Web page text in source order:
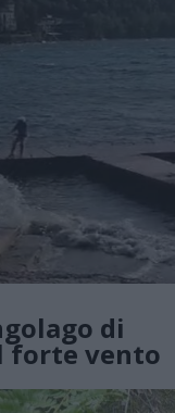
di
forte vento